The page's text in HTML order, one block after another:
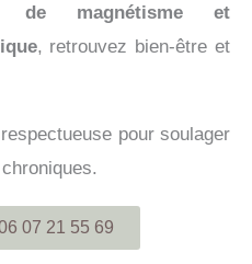
de magnétisme et
, retrouvez bien-être et
pour soulager
07 21 55 69